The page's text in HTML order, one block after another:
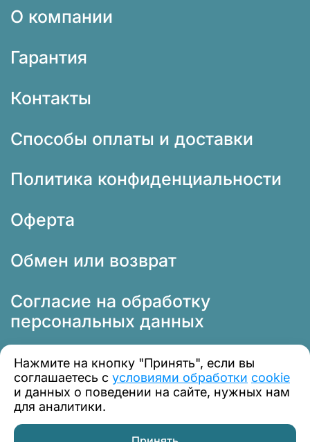
О компании
Гарантия
Контакты
Способы оплаты и доставки
Политика конфиденциальности
Оферта
Обмен или возврат
Согласие на обработку
персональных данных
© 2012 — 2026 Профклимат
Нажмите на кнопку "Принять", если вы
соглашаетесь с условиями обработки cookie
и данных о поведении на сайте, нужных нам
для аналитики.